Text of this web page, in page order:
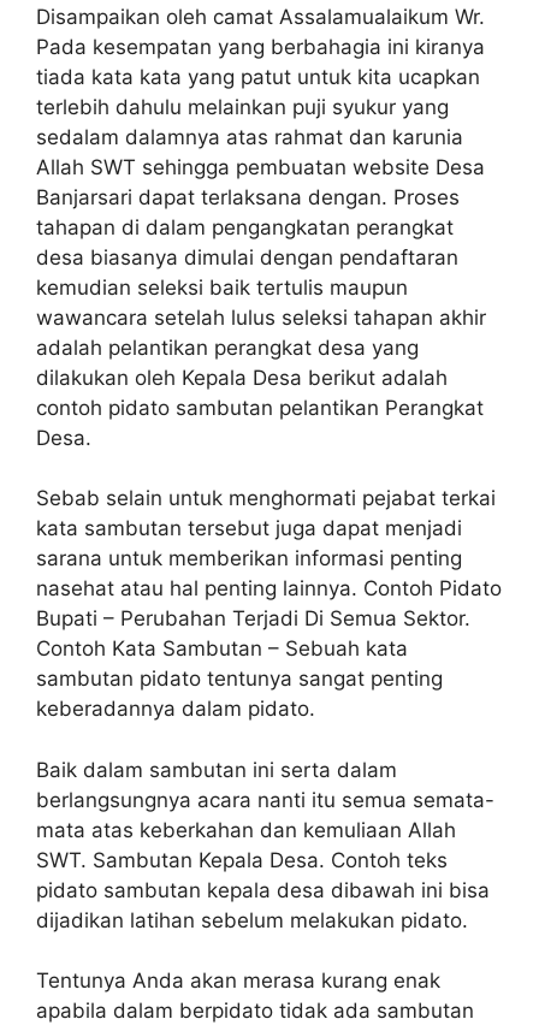
Disampaikan oleh camat Assalamualaikum Wr.
Pada kesempatan yang berbahagia ini kiranya
tiada kata kata yang patut untuk kita ucapkan
terlebih dahulu melainkan puji syukur yang
sedalam dalamnya atas rahmat dan karunia
Allah SWT sehingga pembuatan website Desa
Banjarsari dapat terlaksana dengan. Proses
tahapan di dalam pengangkatan perangkat
desa biasanya dimulai dengan pendaftaran
kemudian seleksi baik tertulis maupun
wawancara setelah lulus seleksi tahapan akhir
adalah pelantikan perangkat desa yang
dilakukan oleh Kepala Desa berikut adalah
contoh pidato sambutan pelantikan Perangkat
Desa.
Sebab selain untuk menghormati pejabat terkai
kata sambutan tersebut juga dapat menjadi
sarana untuk memberikan informasi penting
nasehat atau hal penting lainnya. Contoh Pidato
Bupati – Perubahan Terjadi Di Semua Sektor.
Contoh Kata Sambutan – Sebuah kata
sambutan pidato tentunya sangat penting
keberadannya dalam pidato.
Baik dalam sambutan ini serta dalam
berlangsungnya acara nanti itu semua semata-
mata atas keberkahan dan kemuliaan Allah
SWT. Sambutan Kepala Desa. Contoh teks
pidato sambutan kepala desa dibawah ini bisa
dijadikan latihan sebelum melakukan pidato.
Tentunya Anda akan merasa kurang enak
apabila dalam berpidato tidak ada sambutan